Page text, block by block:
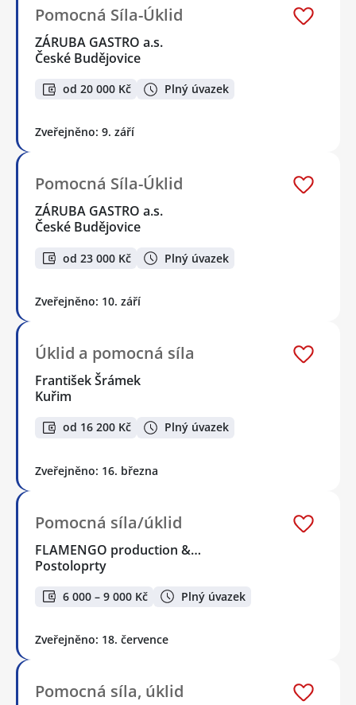
Pomocná Síla-Úklid
ZÁRUBA GASTRO a.s.
České Budějovice
od 20 000 Kč Plný úvazek
Zveřejněno: 9. září
Pomocná Síla-Úklid
ZÁRUBA GASTRO a.s.
České Budějovice
od 23 000 Kč Plný úvazek
Zveřejněno: 10. září
Úklid a pomocná síla
František Šrámek
Kuřim
od 16 200 Kč Plný úvazek
Zveřejněno: 16. března
Pomocná síla/úklid
FLAMENGO production &…
Postoloprty
6 000 – 9 000 Kč Plný úvazek
Zveřejněno: 18. července
Pomocná síla, úklid